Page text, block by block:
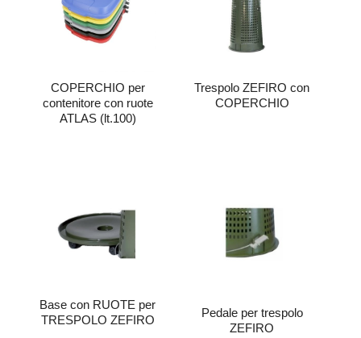
COPERCHIO per
contenitore con ruote
ATLAS (lt.100)
Trespolo ZEFIRO con
COPERCHIO
Base con RUOTE per
TRESPOLO ZEFIRO
Pedale per trespolo
ZEFIRO